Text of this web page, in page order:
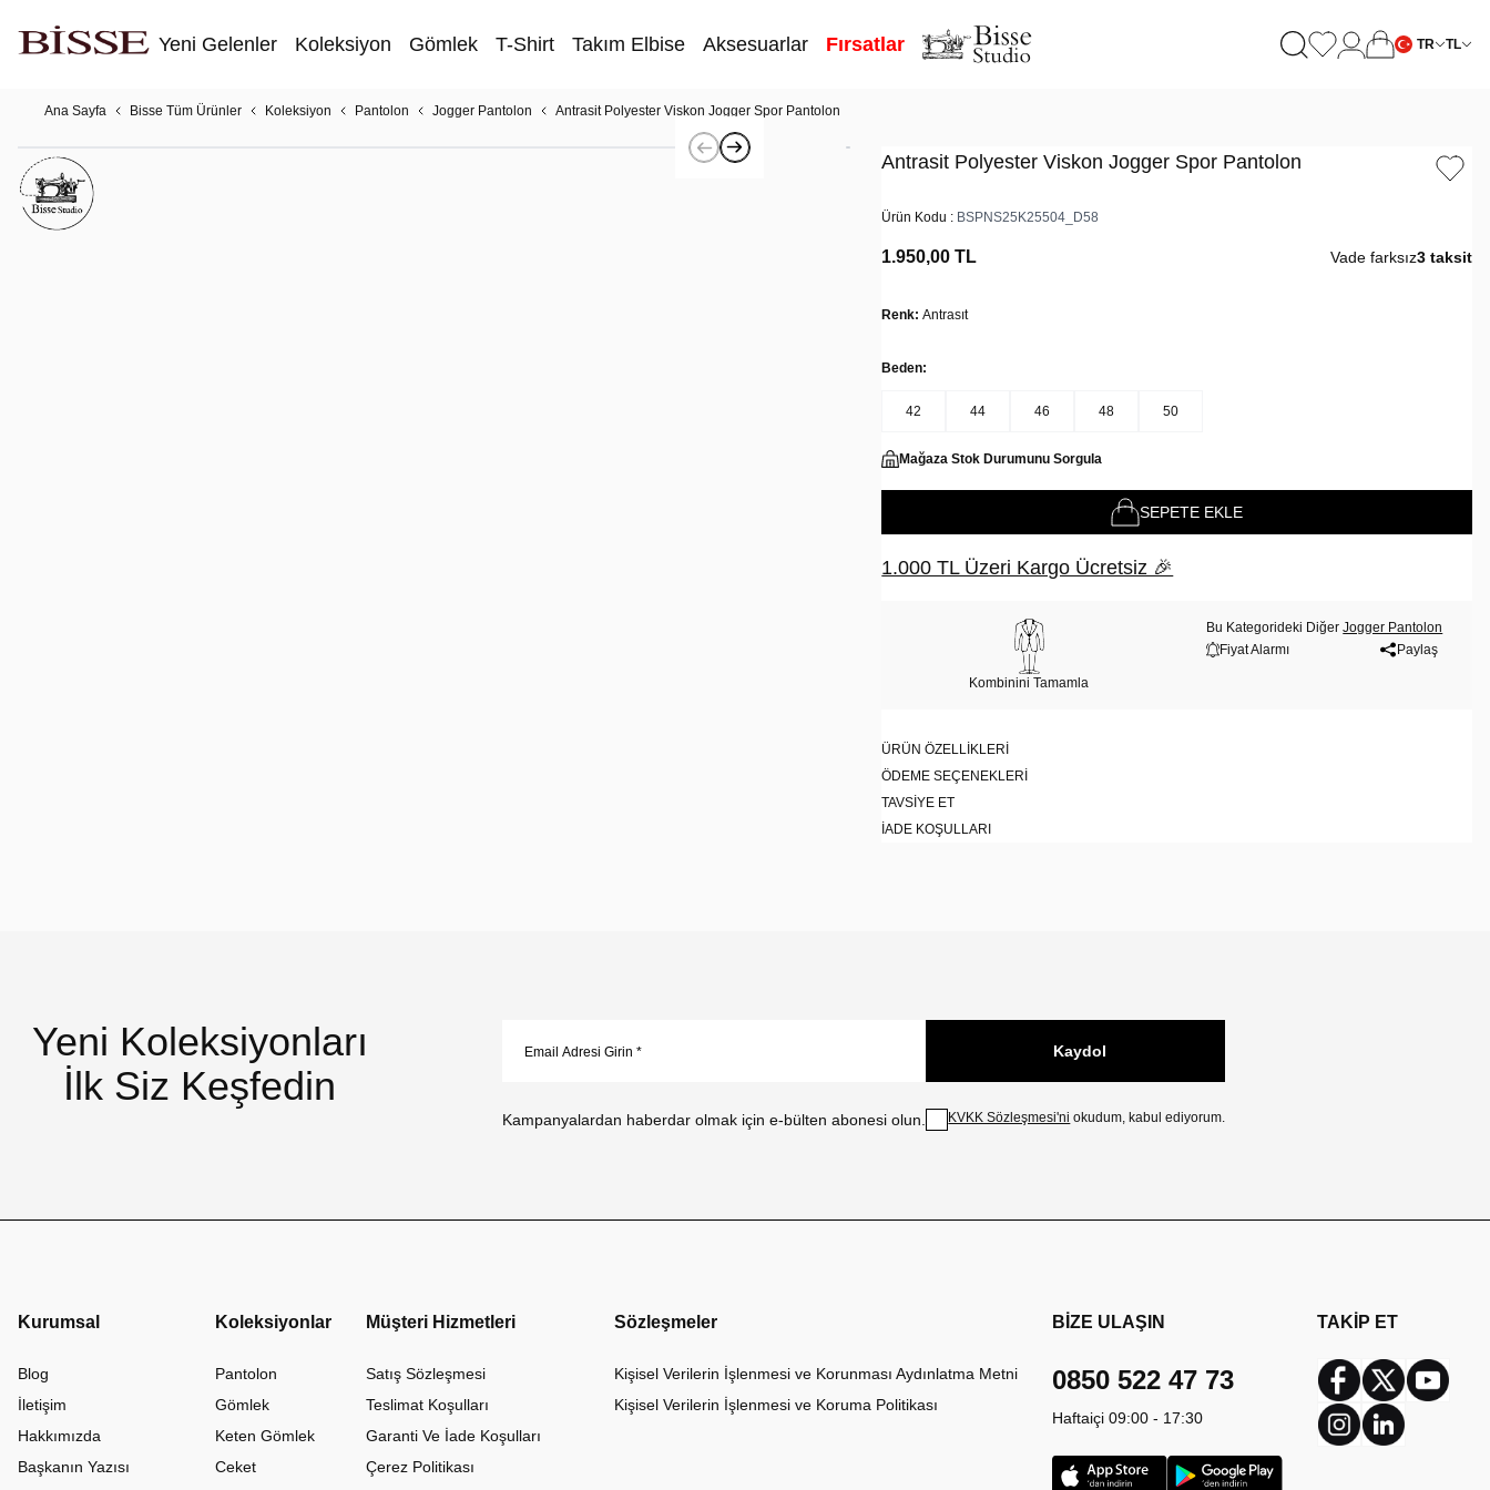
Yeni Gelenler Koleksiyon Gömlek T-Shirt Takım Elbise Aksesuarlar Fırsatlar TR TL
Ana Sayfa Bisse Tüm Ürünler Koleksiyon Pantolon Jogger Pantolon Antrasit Polyester Viskon Jogger Spor Pantolon
Antrasit Polyester Viskon Jogger Spor Pantolon
Ürün Kodu : BSPNS25K25504_D58
1.950,00 TL Vade farksız3 taksit
Renk:Antrasıt
Beden:
42 44 46 48 50
Mağaza Stok Durumunu Sorgula
SEPETE EKLE
1.000 TL Üzeri Kargo Ücretsiz 🎉
Kombinini Tamamla
Bu Kategorideki DiğerJogger Pantolon
Fiyat Alarmı
Paylaş
ÜRÜN ÖZELLIKLERI
ÖDEME SEÇENEKLERI
TAVSIYE ET
İADE KOŞULLARI
Yeni Koleksiyonları
İlk Siz Keşfedin
Kampanyalardan haberdar olmak için e-bülten abonesi olun.
Kaydol
KVKK Sözleşmesi'ni okudum, kabul ediyorum.
Kurumsal
Blog
İletişim
Hakkımızda
Başkanın Yazısı
Koleksiyonlar
Pantolon
Gömlek
Keten Gömlek
Ceket
Müşteri Hizmetleri
Satış Sözleşmesi
Teslimat Koşulları
Garanti Ve İade Koşulları
Çerez Politikası
Sözleşmeler
Kişisel Verilerin İşlenmesi ve Korunması Aydınlatma Metni
Kişisel Verilerin İşlenmesi ve Koruma Politikası
BİZE ULAŞIN
0850 522 47 73
Haftaiçi 09:00 - 17:30
TAKİP ET
Facebook
Twitter
InstagramLinkedin